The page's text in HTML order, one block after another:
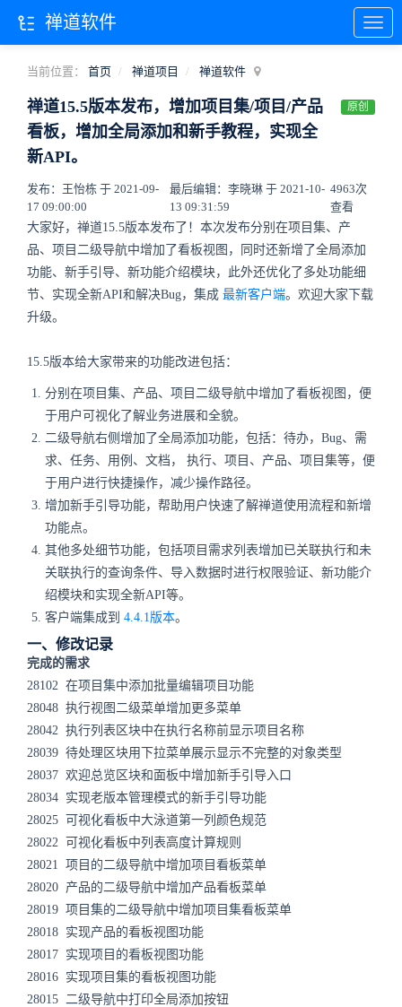
当前位置： 首页 禅道项目 禅道软件
禅道15.5版本发布，增加项目集/项目/产品
看板，增加全局添加和新手教程，实现全
新API。
原创
发布：王怡栋 于 2021-09-
17 09:00:00
最后编辑：李晓琳 于 2021-10-
13 09:31:59
4963次
查看
大家好，禅道15.5版本发布了！本次发布分别在项目集、产
品、项目二级导航中增加了看板视图，同时还新增了全局添加
功能、新手引导、新功能介绍模块，此外还优化了多处功能细
节、实现全新API和解决Bug，集成 最新客户端。欢迎大家下载
升级。
15.5版本给大家带来的功能改进包括：
分别在项目集、产品、项目二级导航中增加了看板视图，便
于用户可视化了解业务进展和全貌。
二级导航右侧增加了全局添加功能，包括：待办，Bug、需
求、任务、用例、文档， 执行、项目、产品、项目集等，便
于用户进行快捷操作，减少操作路径。
增加新手引导功能，帮助用户快速了解禅道使用流程和新增
功能点。
其他多处细节功能，包括项目需求列表增加已关联执行和未
关联执行的查询条件、导入数据时进行权限验证、新功能介
绍模块和实现全新API等。
客户端集成到 4.4.1版本。
一、修改记录
完成的需求
28102 在项目集中添加批量编辑项目功能
28048 执行视图二级菜单增加更多菜单
28042 执行列表区块中在执行名称前显示项目名称
28039 待处理区块用下拉菜单展示显示不完整的对象类型
28037 欢迎总览区块和面板中增加新手引导入口
28034 实现老版本管理模式的新手引导功能
28025 可视化看板中大泳道第一列颜色规范
28022 可视化看板中列表高度计算规则
28021 项目的二级导航中增加项目看板菜单
28020 产品的二级导航中增加产品看板菜单
28019 项目集的二级导航中增加项目集看板菜单
28018 实现产品的看板视图功能
28017 实现项目的看板视图功能
28016 实现项目集的看板视图功能
28015 二级导航中打印全局添加按钮
禅道软件